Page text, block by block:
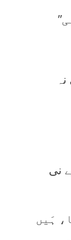
نی
ہَیں